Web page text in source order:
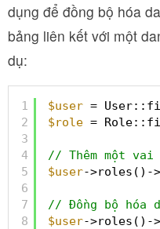
dụng để đồng bộ hóa
bảng liên kết với một
dụ:
1
2
3
4
5
6
7
8
$user =
$role =
// Thêm một vai
$user->roles()-
// Đồng bộ hóa
$user->roles()-